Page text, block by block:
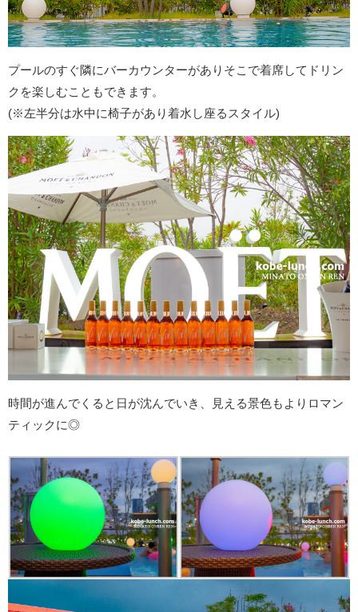
プールのすぐ隣にバーカウンターがありそこで着席してドリン
クを楽しむこともできます。
(※左半分は水中に椅子があり着水し座るスタイル)
時間が進んでくると日が沈んでいき、見える景色もよりロマン
ティックに◎